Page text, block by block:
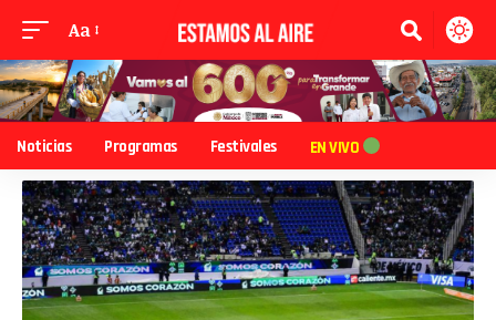
Aa
Noticias Programas Festivales EN VIVO